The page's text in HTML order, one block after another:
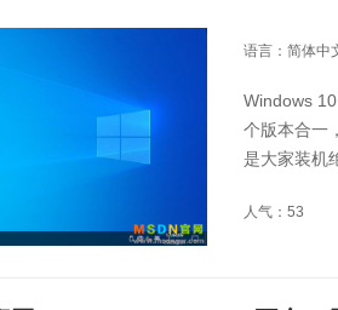
语言：简体中
Windows
个版本合一
是大家装机
人气：53